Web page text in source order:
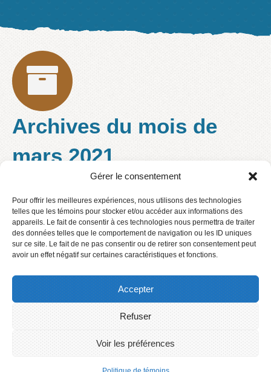
Gérer le consentement
Pour offrir les meilleures expériences, nous utilisons des technologies
telles que les témoins pour stocker et/ou accéder aux informations des
appareils. Le fait de consentir à ces technologies nous permettra de traiter
des données telles que le comportement de navigation ou les ID uniques
sur ce site. Le fait de ne pas consentir ou de retirer son consentement peut
avoir un effet négatif sur certaines caractéristiques et fonctions.
Accepter
Refuser
Voir les préférences
Archives du mois de
mars 2021
Célébration du printemps et de
la fête de Pâques
Accueil Contact
2016 © Centre de services scolaire des Phares